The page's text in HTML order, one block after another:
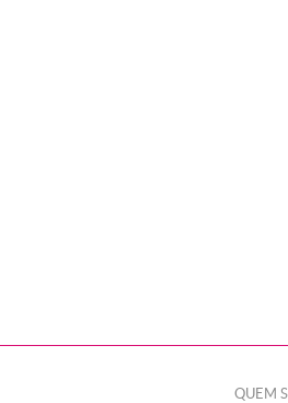
QUEM